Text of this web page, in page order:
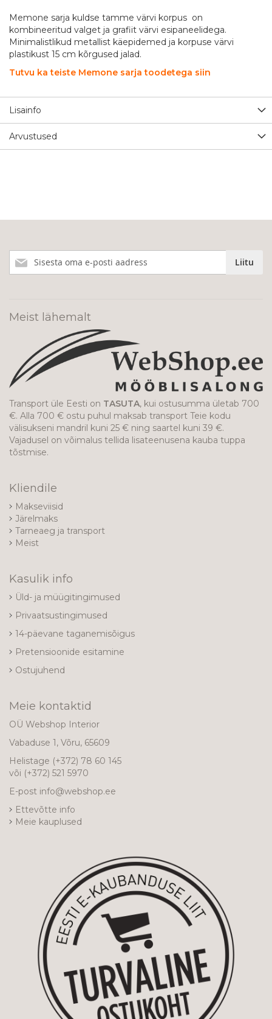
Memone sarja kuldse tamme värvi korpus on
kombineeritud valget ja grafiit värvi esipaneelidega.
Minimalistlikud metallist käepidemed ja korpuse värvi
plastikust 15 cm kõrgused jalad.
Tutvu ka teiste Memone sarja toodetega siin
Lisainfo
Arvustused
meie
Liitu
Meist lähemalt
Transport üle Eesti on TASUTA, kui ostusumma ületab 700
€. Alla 700 € ostu puhul maksab transport Teie kodu
välisukseni mandril kuni 25 € ning saartel kuni 39 €.
Vajadusel on võimalus tellida lisateenusena kauba tuppa
tõstmise.
Kliendile
Makseviisid
Järelmaks
Tarneaeg ja transport
Meist
Kasulik info
Üld- ja müügitingimused
Privaatsustingimused
14-päevane taganemisõigus
Pretensioonide esitamine
Ostujuhend
Meie kontaktid
OÜ Webshop Interior
Vabaduse 1, Võru, 65609
Helistage (+372) 78 60 145
või (+372) 521 5970
E-post info@webshop.ee
Ettevõtte info
Meie kauplused